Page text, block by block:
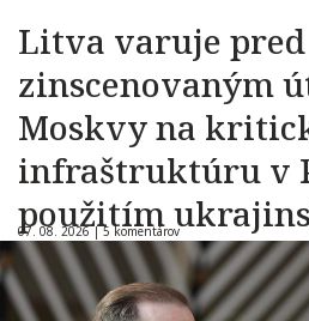
Litva varuje pred
zinscenovaným
Moskvy na
infraštruktúru v
použitím
07. 08. 2026 |5 komentárov